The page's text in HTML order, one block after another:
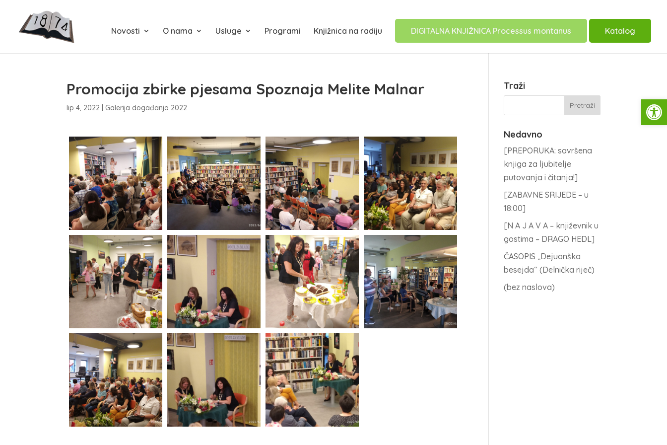
Novosti O nama Usluge Programi Knjižnica na radiju DIGITALNA KNJIŽNICA Processus montanus Katalog
Promocija zbirke pjesama Spoznaja Melite Malnar
lip 4, 2022 Galerija događanja 2022
Traži
Nedavno
[PREPORUKA: savršena
knjiga za ljubitelje
putovanja i čitanja!]
[ZABAVNE SRIJEDE – u
18:00]
[N A J A V A – književnik u
gostima – DRAGO HEDL]
ČASOPIS „Dejuonška
besejda“ (Delnička riječ)
(bez naslova)